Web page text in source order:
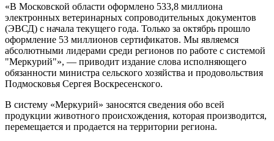
«В Московской области оформлено 533,8 миллиона
электронных ветеринарных сопроводительных документов
(ЭВСД) с начала текущего года. Только за октябрь прошло
оформление 53 миллионов сертификатов. Мы являемся
абсолютными лидерами среди регионов по работе с системой
"Меркурий"», — приводит издание слова исполняющего
обязанности министра сельского хозяйства и продовольствия
Подмосковья Сергея Воскресенского.
В систему «Меркурий» заносятся сведения обо всей
продукции животного происхождения, которая производится,
перемещается и продается на территории региона.